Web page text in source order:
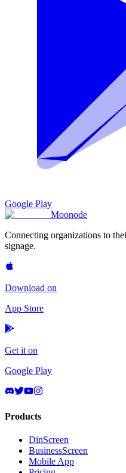
Google Play
Moonode
Connecting organizations to
signage.
Download on
App Store
Get it on
Google Play
Products
DinScreen
BusinessScreen
Mobile App